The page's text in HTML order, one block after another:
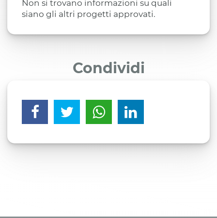
Non si trovano informazioni su quali
siano gli altri progetti approvati.
Condividi